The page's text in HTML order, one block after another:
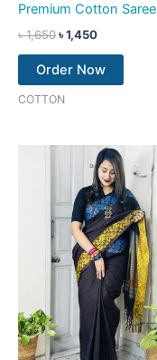
Premium Cotton Saree
৳1,650৳1,450
Order Now
COTTON
Original
৳ 1,650.
Current
price
is:
৳ 1,450.